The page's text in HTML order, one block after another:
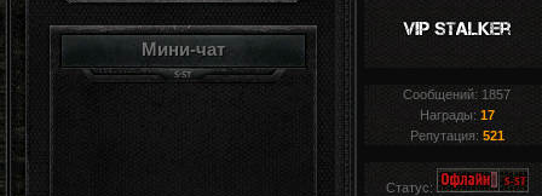
Мини-чат
Сообщений: 1857
Награды: 17
Репутация: 521
Статус: